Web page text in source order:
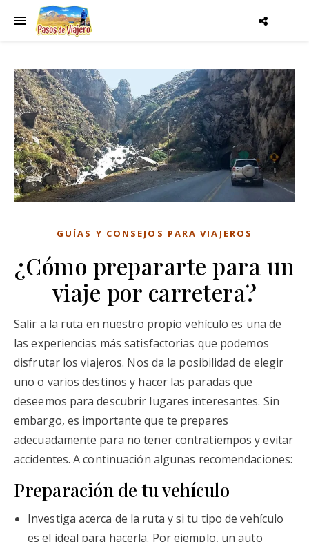
GUÍAS Y CONSEJOS PARA VIAJEROS
¿Cómo prepararte para un
viaje por carretera?
Salir a la ruta en nuestro propio vehículo es una de
las experiencias más satisfactorias que podemos
disfrutar los viajeros. Nos da la posibilidad de elegir
uno o varios destinos y hacer las paradas que
deseemos para descubrir lugares interesantes. Sin
embargo, es importante que te prepares
adecuadamente para no tener contratiempos y evitar
accidentes. A continuación algunas recomendaciones:
Preparación de tu vehículo
Investiga acerca de la ruta y si tu tipo de vehículo
es el ideal para hacerla. Por ejemplo, un auto